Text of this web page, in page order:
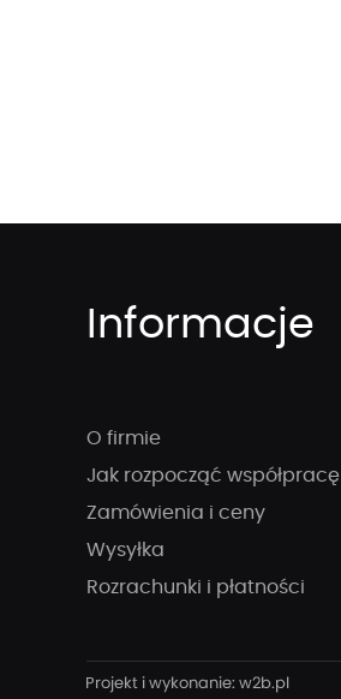
Informacje
O firmie
Jak rozpocząć współpracę
Zamówienia i ceny
Wysyłka
Rozrachunki i płatności